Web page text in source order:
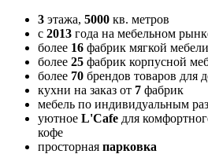
3 этажа, 5000 кв. метров
с 2013 года на мебельном
более 16 фабрик мягкой мебели
более 25 фабрик корпусной
более 70 брендов товаров для
кухни на заказ от 7 фабрик
мебель по индивидуальным
уютное L'Cafe для
кофе
просторная парковка